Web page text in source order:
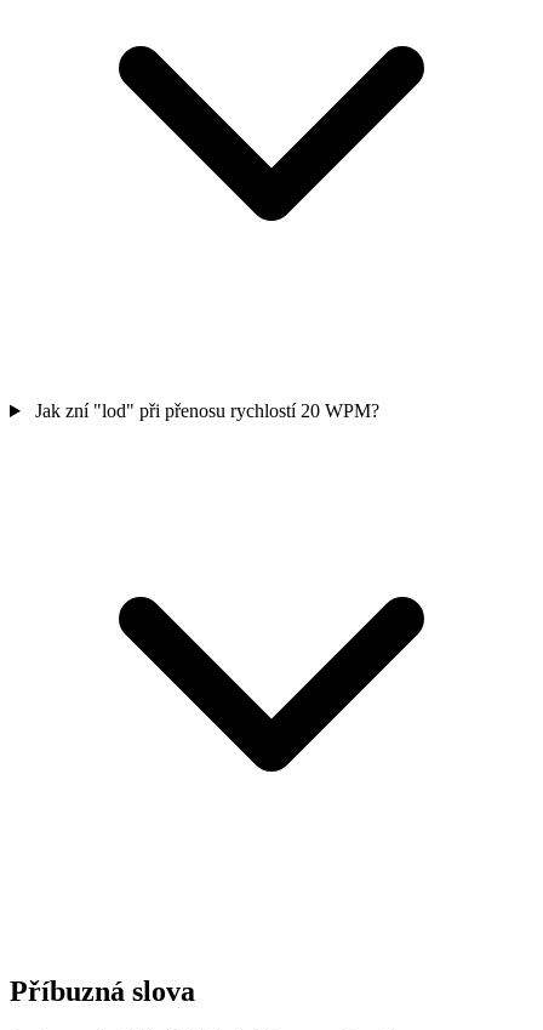
Jak zní "lod" při přenosu rychlostí 20 WPM?
Příbuzná slova